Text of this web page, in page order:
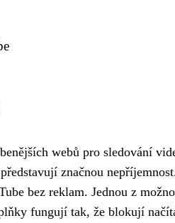
webů pro sledování
značnou
bez reklam. Jednou z
fungují tak, že blokují